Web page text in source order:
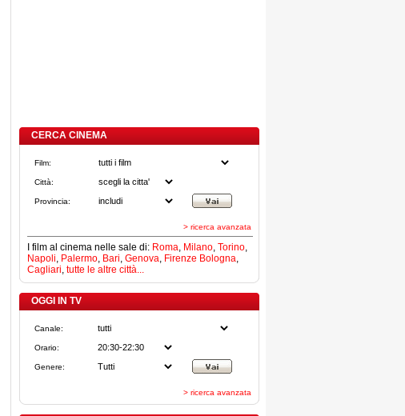
CERCA CINEMA
Film:
Città:
Provincia:
> ricerca avanzata
I film al cinema nelle sale di: Roma, Milano, Torino,
Napoli, Palermo, Bari, Genova, Firenze Bologna,
Cagliari, tutte le altre città...
OGGI IN TV
Canale:
Orario:
Genere:
> ricerca avanzata